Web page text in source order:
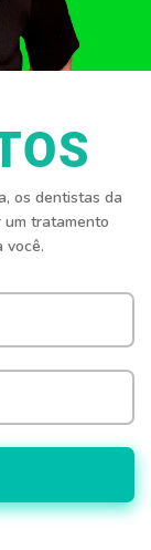
os dentistas da
tratamento
você.